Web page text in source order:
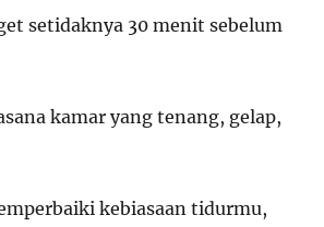
setidaknya 30 menit sebelum
kamar yang tenang, gelap,
kebiasaan tidurmu,